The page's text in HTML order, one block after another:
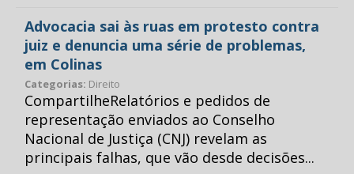
Advocacia sai às ruas em protesto contra
juiz e denuncia uma série de problemas,
em Colinas
Categorias: Direito
CompartilheRelatórios e pedidos de
representação enviados ao Conselho
Nacional de Justiça (CNJ) revelam as
principais falhas, que vão desde decisões...